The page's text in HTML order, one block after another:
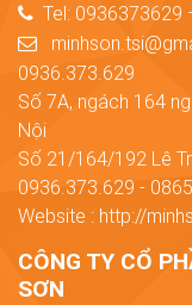
Tel: 0936373629
0936.373.629
Số 7A, ngách 164
Nội
Số 21/164/192 Lê
0936.373.629 -
Website : http://
CÔNG TY CỔ
SƠN